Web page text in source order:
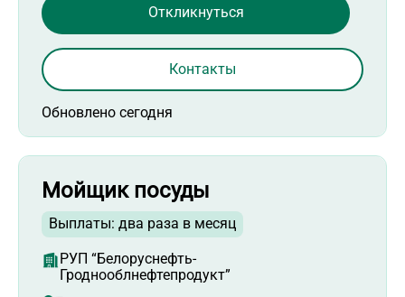
Обновлено сегодня
Откликнуться
Контакты
Мойщик посуды
Выплаты: два раза в месяц
РУП “Белоруснефть-
Гроднооблнефтепродукт”